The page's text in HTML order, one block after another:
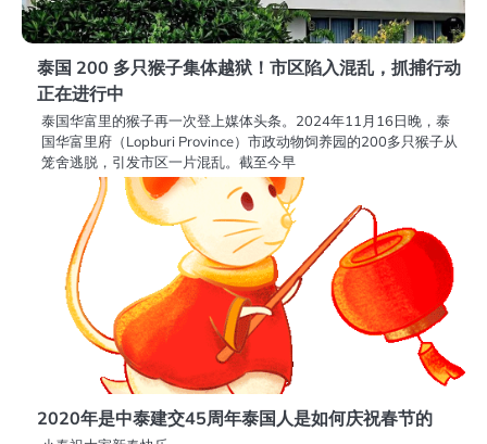
泰国 200 多只猴子集体越狱！市区陷入混乱，抓捕行动
正在进行中
泰国华富里的猴子再一次登上媒体头条。2024年11月16日晚，泰
国华富里府（Lopburi Province）市政动物饲养园的200多只猴子从
笼舍逃脱，引发市区一片混乱。截至今早
2020年是中泰建交45周年泰国人是如何庆祝春节的